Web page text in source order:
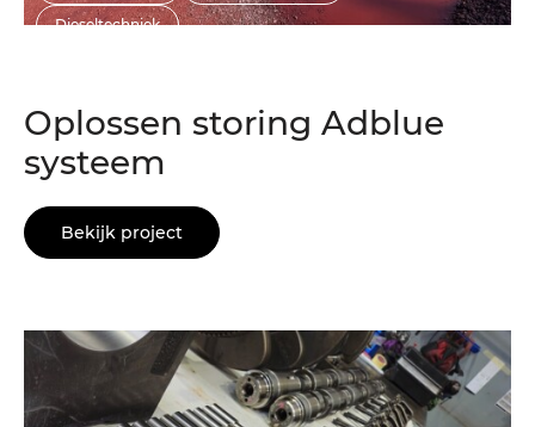
Dieseltechniek
Oplossen storing Adblue
systeem
Bekijk project